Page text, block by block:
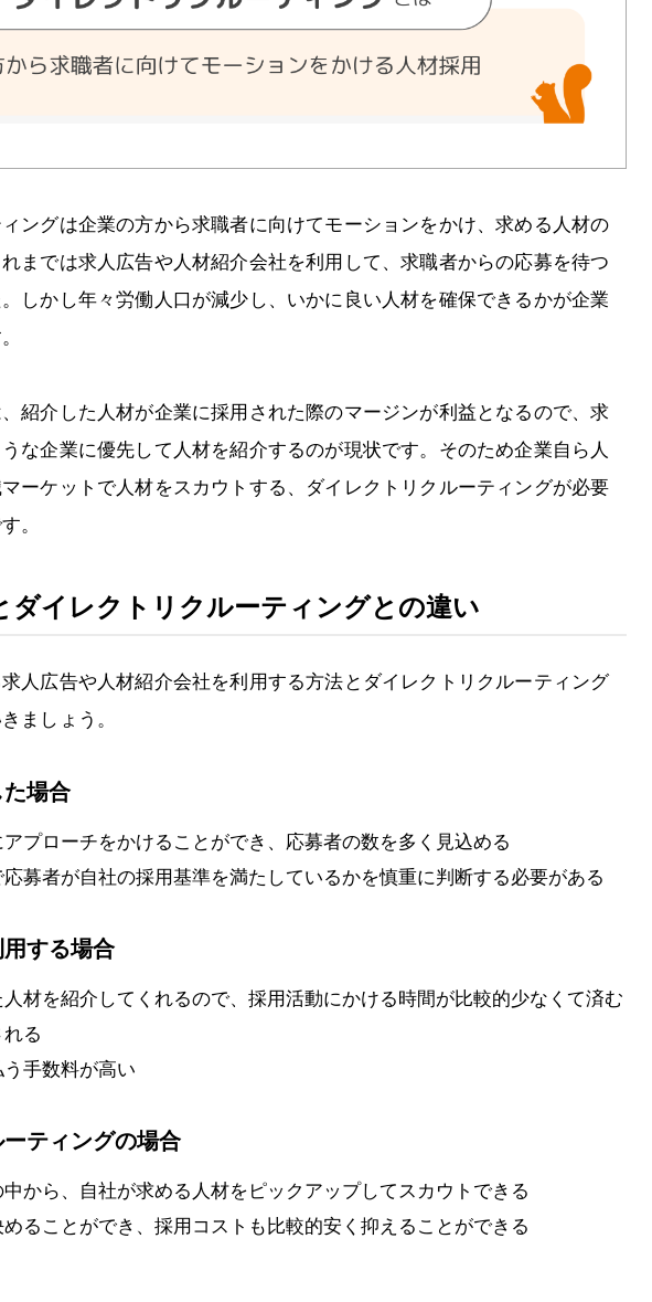
ングは企業の方から求職者に向けてモーションをかけ、求める人材の
までは求人広告や人材紹介会社を利用して、求職者からの応募を待つ
しかし年々労働人口が減少し、いかに良い人材を確保できるかが企業
紹介した人材が企業に採用された際のマージンが利益となるので、求
な企業に優先して人材を紹介するのが現状です。そのため企業自ら人
ーケットで人材をスカウトする、ダイレクトリクルーティングが必要
。
ダイレクトリクルーティングとの違い
人広告や人材紹介会社を利用する方法とダイレクトリクルーティング
ましょう。
場合
プローチをかけることができ、応募者の数を多く見込める
募者が自社の採用基準を満たしているかを慎重に判断する必要がある
する場合
材を紹介してくれるので、採用活動にかける時間が比較的少なくて済む
る
手数料が高い
ティングの場合
から、自社が求める人材をピックアップしてスカウトできる
ることができ、採用コストも比較的安く抑えることができる